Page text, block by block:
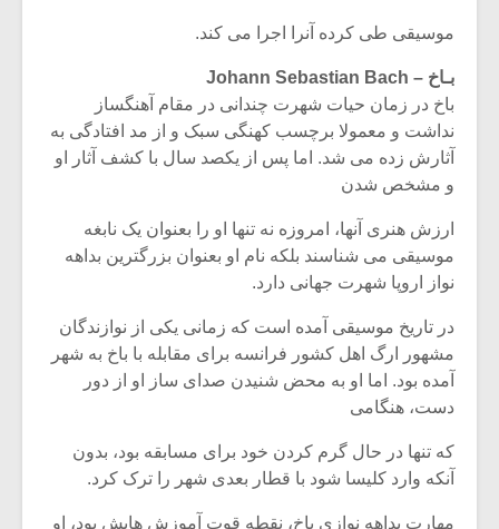
موسیقی طی کرده آنرا اجرا می کند.
بـاخ – Johann Sebastian Bach
باخ در زمان حیات شهرت چندانی در مقام آهنگساز
نداشت و معمولا برچسب کهنگی سبک و از مد افتادگی به
آثارش زده می شد. اما پس از یکصد سال با کشف آثار او
و مشخص شدن
ارزش هنری آنها، امروزه نه تنها او را بعنوان یک نابغه
موسیقی می شناسند بلکه نام او بعنوان بزرگترین بداهه
نواز اروپا شهرت جهانی دارد.
در تاریخ موسیقی آمده است که زمانی یکی از نوازندگان
مشهور ارگ اهل کشور فرانسه برای مقابله با باخ به شهر
آمده بود. اما او به محض شنیدن صدای ساز او از دور
دست، هنگامی
که تنها در حال گرم کردن خود برای مسابقه بود، بدون
آنکه وارد کلیسا شود با قطار بعدی شهر را ترک کرد.
مهارت بداهه نوازی باخ، نقطه قوت آموزش هایش بود، او
میکلوش روژا
یادداشتی بر موسیقی
متن فیلم «متری
اگر نمی توانی
مشهورترین باشی،
بدنام ترین باش
دوره
موسیقی